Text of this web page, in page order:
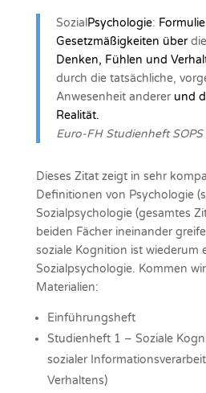
Sozial Psychologie:
Gesetzmäßigkeiten über
Denken, Fühlen und
durch die tatsächliche,
Anwesenheit anderer und
Realität.
Euro-FH Studienheft
Dieses Zitat zeigt in sehr
Definitionen von Psychologie
Sozialpsychologie (gesamtes
beiden Fächer ineinander
soziale Kognition ist wiederum
Sozialpsychologie. Kommen
Materialien:
Einführungsheft
Studienheft 1 – Soziale
sozialer
Verhaltens)